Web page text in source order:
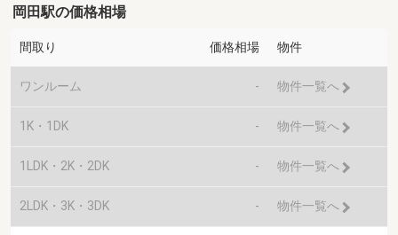
岡田駅の価格相場
間取り 価格相場 物件
ワンルーム - 物件一覧へ
1K・1DK - 物件一覧へ
1LDK・2K・2DK - 物件一覧へ
2LDK・3K・3DK - 物件一覧へ